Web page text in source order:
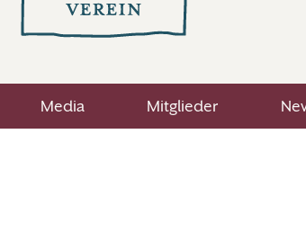
Media Mitglieder